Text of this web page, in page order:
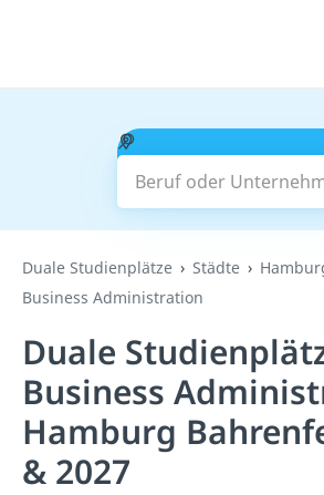
Beruf oder
Suchen
Duale Studienplätze Städte
Business Administration
Duale
Business
Hamburg
& 2027